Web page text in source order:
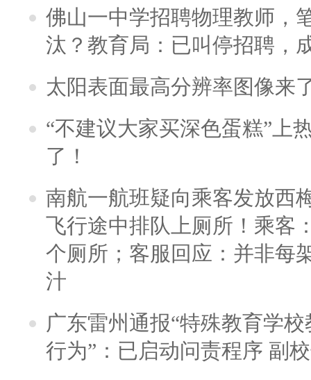
佛山一中学招聘物理教师，
汰？教育局：已叫停招聘，
太阳表面最高分辨率图像来
“不建议大家买深色蛋糕”上
了！
南航一航班疑向乘客发放西
飞行途中排队上厕所！乘客
个厕所；客服回应：并非每
汁
广东雷州通报“特殊教育学
行为”：已启动问责程序 副